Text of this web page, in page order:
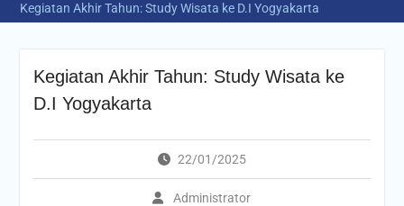
Kegiatan Akhir Tahun: Study Wisata ke D.I Yogyakarta
Kegiatan Akhir Tahun: Study Wisata ke
D.I Yogyakarta
22/01/2025
Administrator